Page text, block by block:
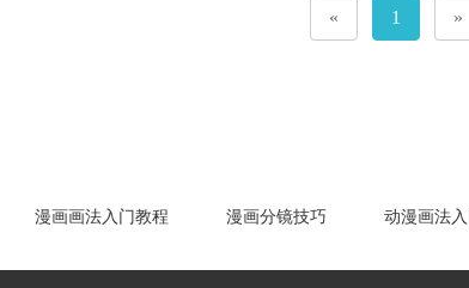
« 1 »
漫画画法入门教程 漫画分镜技巧 动漫画法